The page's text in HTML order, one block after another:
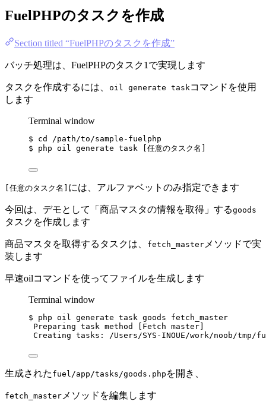
FuelPHPのタスクを作成
Section titled “FuelPHPのタスクを作成”
バッチ処理は、FuelPHPのタスク1で実現します
タスクを作成するには、 oil generate taskコマンドを使用
します
Terminal window
$ cd
/path/to/sample-fuelphp
$
php oil generate task [任意のタスク名]
[任意のタスク名] には、アルファベットのみ指定できます
今回は、デモとして「商品マスタの情報を取得」するgoods
タスクを作成します
商品マスタを取得するタスクは、 fetch_master メソッドで実
装します
早速oilコマンドを使ってファイルを生成します
Terminal window
$ php oil generate task goods
fetch_master
Preparing task method [Fetch master]
Creating tasks: /Users/SYS-INOUE/work/noob/
生成された fuel/app/tasks/goods.php を開き、
fetch_master メソッドを編集します